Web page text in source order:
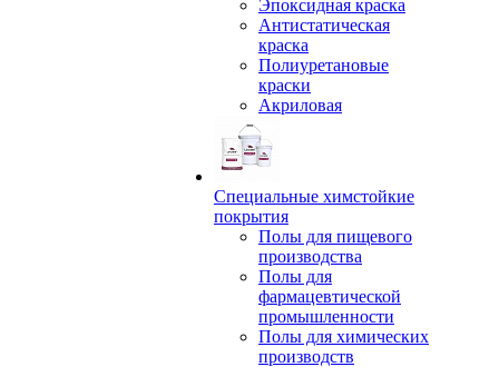
Эпоксидная краска
Антистатическая
краска
Полиуретановые
краски
Акриловая
Специальные химстойкие
покрытия
Полы для пищевого
производства
Полы для
фармацевтической
промышленности
Полы для химических
производств